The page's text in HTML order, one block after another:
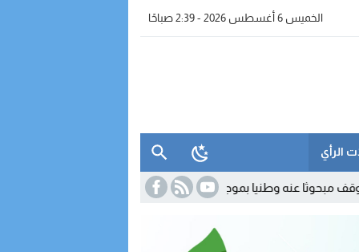
الخميس 6 أغسطس 2026 - 2:39 صباحًا
الرأي
وطنيا بموجب سبع مذكرات بحث 16:42 الداخلة.. مواطن يفضح غياب